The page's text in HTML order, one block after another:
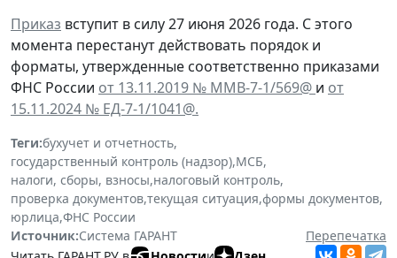
Приказ вступит в силу 27 июня 2026 года. С этого
момента перестанут действовать порядок и
форматы, утвержденные соответственно приказами
ФНС России от 13.11.2019 № ММВ-7-1/569@ и от
15.11.2024 № ЕД-7-1/1041@.
Теги:бухучет и отчетность,
государственный контроль (надзор),МСБ,
налоги, сборы, взносы,налоговый контроль,
проверка документов,текущая ситуация,формы документов,
юрлица,ФНС России
Источник:Система ГАРАНТ
Перепечатка